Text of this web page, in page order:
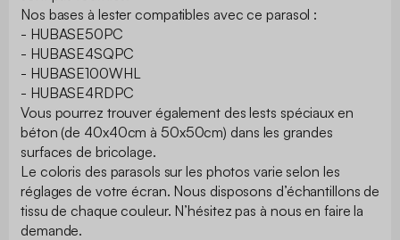
Nos bases à lester compatibles avec ce parasol :
- HUBASE50PC
- HUBASE4SQPC
- HUBASE100WHL
- HUBASE4RDPC
Vous pourrez trouver également des lests spéciaux en
béton (de 40x40cm à 50x50cm) dans les grandes
surfaces de bricolage.
Le coloris des parasols sur les photos varie selon les
réglages de votre écran. Nous disposons d’échantillons de
tissu de chaque couleur. N’hésitez pas à nous en faire la
demande.